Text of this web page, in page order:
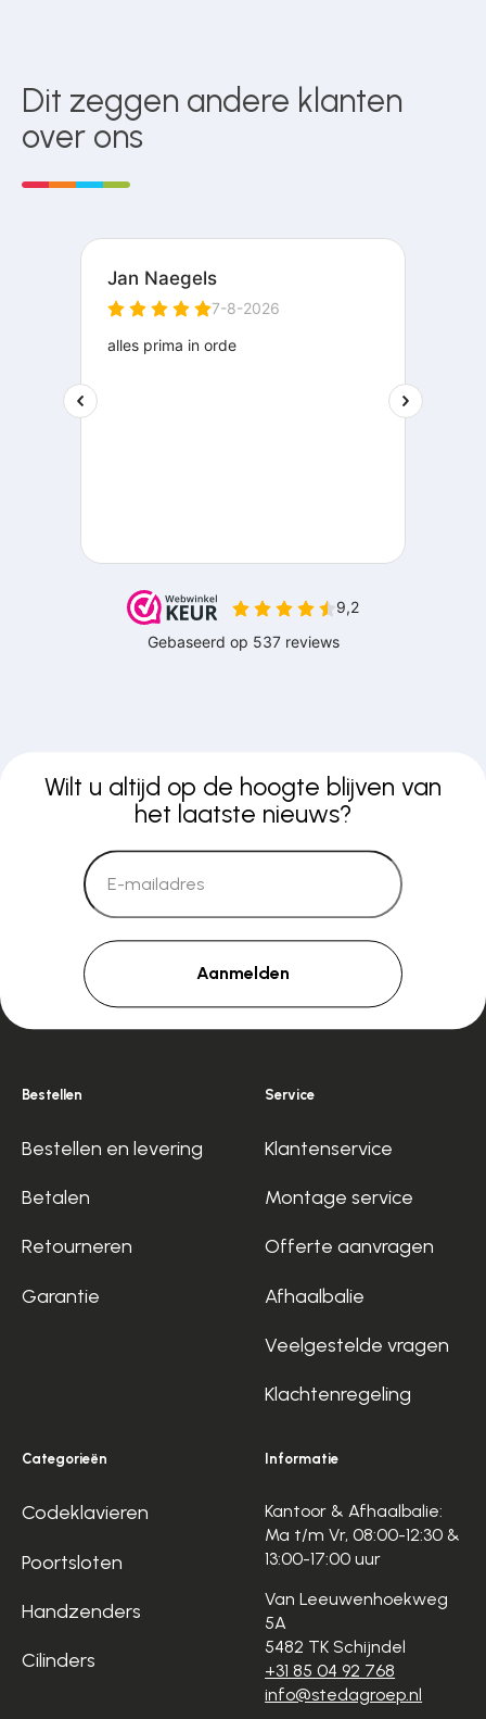
Dit zeggen andere klanten
over ons
Wilt u altijd op de hoogte blijven van
het laatste nieuws?
Aanmelden
Bestellen
Bestellen en levering
Betalen
Retourneren
Garantie
Service
Klantenservice
Montage service
Offerte aanvragen
Afhaalbalie
Veelgestelde vragen
Klachtenregeling
Categorieën
Codeklavieren
Poortsloten
Handzenders
Cilinders
Informatie
Kantoor & Afhaalbalie:
Ma t/m Vr, 08:00-12:30 &
13:00-17:00 uur
Van Leeuwenhoekweg
5A
5482 TK Schijndel
+31 85 04 92 768
info@stedagroep.nl